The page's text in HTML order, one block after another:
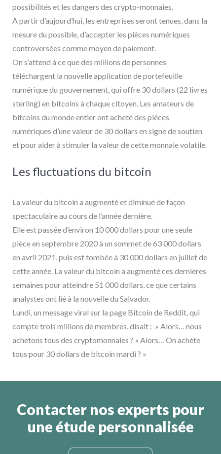
possibilités et les dangers des crypto-monnaies.
À partir d’aujourd’hui, les entreprises seront tenues, dans la
mesure du possible, d’accepter les pièces numériques
controversées comme moyen de paiement.
On s’attend à ce que des millions de personnes
téléchargent la nouvelle application de portefeuille
numérique du gouvernement, qui offre 30 dollars (22 livres
sterling) en bitcoins à chaque citoyen. Les amateurs de
bitcoins du monde entier ont acheté des pièces
numériques d’une valeur de 30 dollars en signe de soutien
et pour aider à stimuler la valeur de cette monnaie volatile.
Les fluctuations du bitcoin
La valeur du bitcoin a augmenté et diminué de façon
spectaculaire au cours de l’année dernière.
Elle est passée d’environ 10 000 dollars pour une seule
pièce en septembre 2020 à un sommet de 63 000 dollars
en avril 2021, puis est tombée à 30 000 dollars en juillet de
cette année. La valeur du bitcoin a augmenté ces dernières
semaines pour atteindre 51 000 dollars, ce que certains
analystes ont lié à la nouvelle du Salvador.
Lundi, un message viral sur la page Bitcoin de Reddit, qui
compte trois millions de membres, disait : » Alors… nous
achetons tous des cryptomonnaies ? « Alors… On achète
tous pour 30 dollars de bitcoin mardi ? »
Contacter nos experts pour
une étude personnalisée